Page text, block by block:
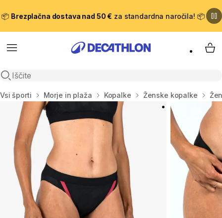
📦 Brezplačna dostava nad 50 € za standardna naročila! 📦
Meni
Odpri iskanje
Domov
Vsi športi Morje in plaža Kopalke Ženske kopalke